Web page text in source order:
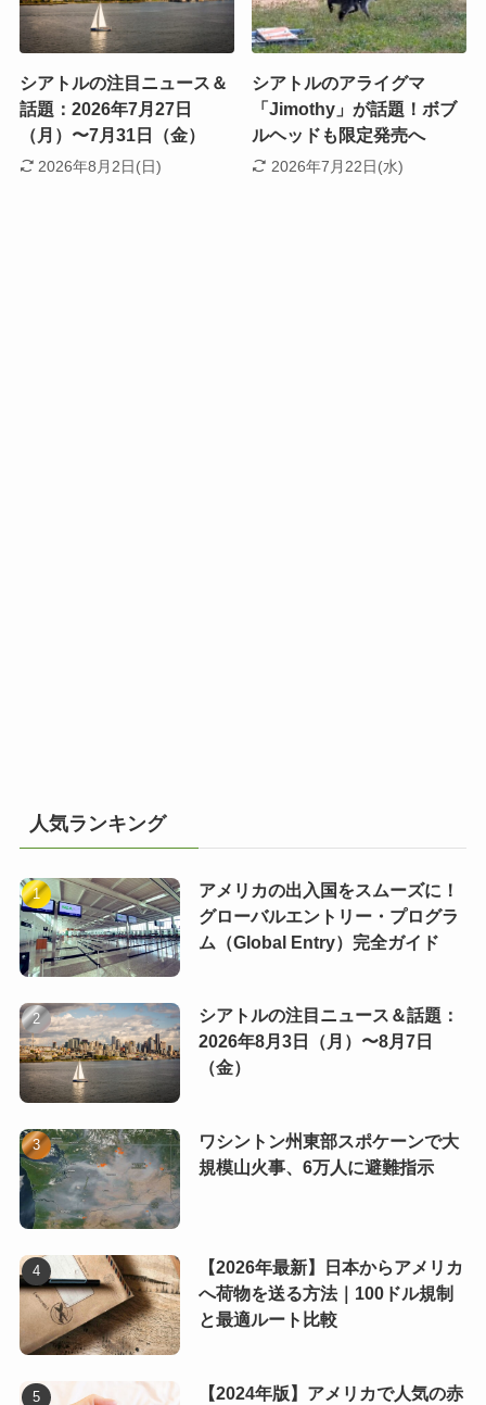
シアトルの注目ニュース＆
話題：2026年7月27日
（月）〜7月31日（金）
2026年8月2日(日)
シアトルのアライグマ
「Jimothy」が話題！ボブ
ルヘッドも限定発売へ
2026年7月22日(水)
人気ランキング
アメリカの出入国をスムーズに！
グローバルエントリー・プログラ
ム（Global Entry）完全ガイド
シアトルの注目ニュース＆話題：
2026年8月3日（月）〜8月7日
（金）
ワシントン州東部スポケーンで大
規模山火事、6万人に避難指示
【2026年最新】日本からアメリカ
へ荷物を送る方法｜100ドル規制
と最適ルート比較
【2024年版】アメリカで人気の赤